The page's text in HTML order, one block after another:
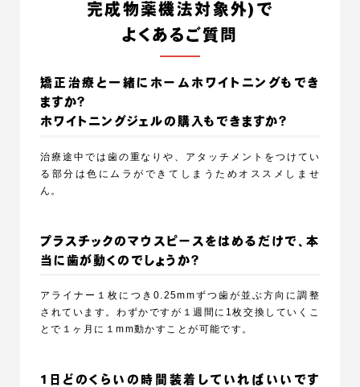
完成物薬機法対象外)で
よくあるご質問
矯正治療と一緒にホームホワイトニングもでき
ますか？
ホワイトニングジェルの購入もできますか？
治療途中では歯の重なりや、アタッチメントをつけてい
る部分は色にムラができてしまうためオススメしませ
ん。
プラスチックのマウスピースをはめるだけで、本
当に歯が動くのでしょうか？
アライナー１枚につき0.25mmずつ歯が並ぶ方向に調整
されています。わずかですが１週間に1枚交換していくこ
とで１ヶ月に１mm動かすことが可能です。
1日どのくらいの時間装着していればいいです